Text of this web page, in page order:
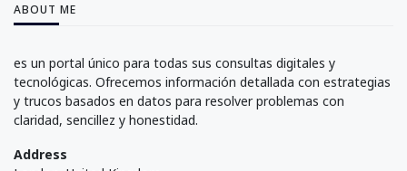
ABOUT ME
es un portal único para todas sus consultas digitales y
tecnológicas. Ofrecemos información detallada con estrategias
y trucos basados en datos para resolver problemas con
claridad, sencillez y honestidad.
Address